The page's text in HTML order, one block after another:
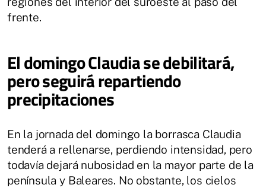
frente.
El domingo Claudia se debilitará,
pero seguirá repartiendo
precipitaciones
En la jornada del domingo la borrasca Claudia
tenderá a rellenarse, perdiendo intensidad, pero
todavía dejará nubosidad en la mayor parte de la
península y Baleares. No obstante, los cielos